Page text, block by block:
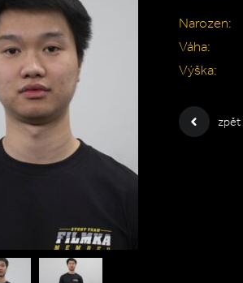
Narozen:
Váha:
Výška:
zpět